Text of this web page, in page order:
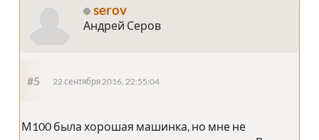
serov
Андрей Серов
#5 22 сентября 2016, 22:55:04
М100 была хорошая машинка, но мне не